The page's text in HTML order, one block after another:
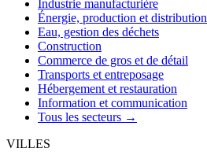
Industrie manufacturière
Énergie, production et distribution
Eau, gestion des déchets
Construction
Commerce de gros et de détail
Transports et entreposage
Hébergement et restauration
Information et communication
Tous les secteurs →
VILLES